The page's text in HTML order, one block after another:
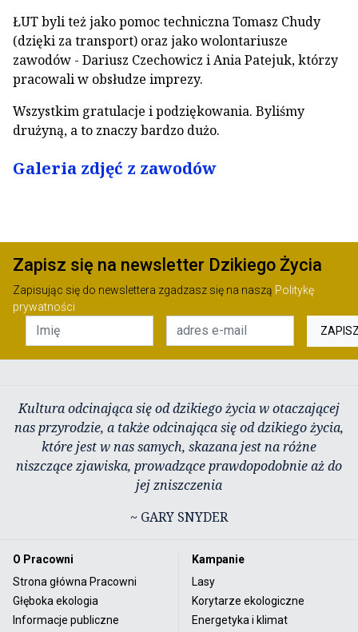
ŁUT byli też jako pomoc techniczna Tomasz Chudy
(dzięki za transport) oraz jako wolontariusze
zawodów - Dariusz Czechowicz i Ania Patejuk, którzy
pracowali w obsłudze imprezy.
Wszystkim gratulacje i podziękowania. Byliśmy
drużyną, a to znaczy bardzo dużo.
Galeria zdjęć z zawodów
Zapisz się na newsletter Dzikiego Życia
Zapisując się do newslettera zgadzasz się na naszą Politykę
prywatności
Kultura odcinająca się od dzikiego życia w otaczającej
nas przyrodzie, a także odcinająca się od dzikiego życia,
które jest w nas samych, skazana jest na różne
niszczące zjawiska, prowadzące prawdopodobnie aż do
jej zniszczenia
~ GARY SNYDER
O Pracowni
Strona główna Pracowni
Głęboka ekologia
Informacje publiczne
Kampanie
Lasy
Korytarze ekologiczne
Energetyka i klimat